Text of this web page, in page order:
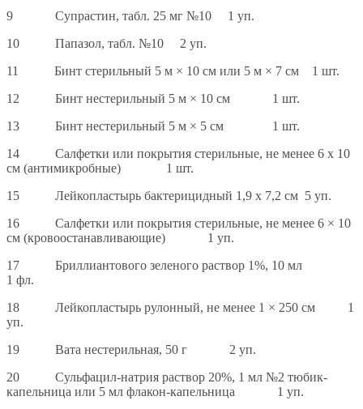
9 Супрастин, табл. 25 мг №10 1 уп.
10 Папазол, табл. №10 2 уп.
11 Бинт стерильный 5 м × 10 см или 5 м × 7 см 1 шт.
12 Бинт нестерильный 5 м × 10 см 1 шт.
13 Бинт нестерильный 5 м × 5 см 1 шт.
14 Салфетки или покрытия стерильные, не менее 6 x 10
см (антимикробные) 1 шт.
15 Лейкопластырь бактерицидный 1,9 x 7,2 см 5 уп.
16 Салфетки или покрытия стерильные, не менее 6 × 10
см (кровоостанавливающие) 1 уп.
17 Бриллиантового зеленого раствор 1%, 10 мл
1 фл.
18 Лейкопластырь рулонный, не менее 1 × 250 см 1
уп.
19 Вата нестерильная, 50 г 2 уп.
20 Сульфацил-натрия раствор 20%, 1 мл №2 тюбик-
капельница или 5 мл флакон-капельница 1 уп.